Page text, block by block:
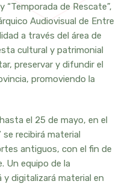
“Temporada de Rescate”,
Audiovisual de Entre
a través del área de
cultural y patrimonial
preservar y difundir el
promoviendo la
el 25 de mayo, en el
se recibirá material
antiguos, con el fin de
Un equipo de la
y digitalizará material en